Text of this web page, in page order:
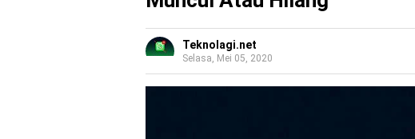
Teknolagi.net
Selasa, Mei 05, 2020